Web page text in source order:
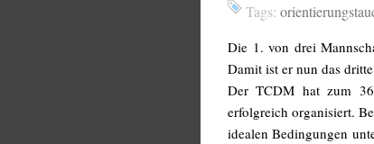
Tags:
Die 1. von drei
Damit ist er nun das
Der TCDM hat zum
erfolgreich organisiert.
idealen Bedingungen